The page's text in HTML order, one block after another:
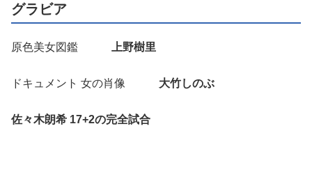
グラビア
原色美女図鑑 上野樹里
ドキュメント 女の肖像 大竹しのぶ
佐々木朗希 17+2の完全試合